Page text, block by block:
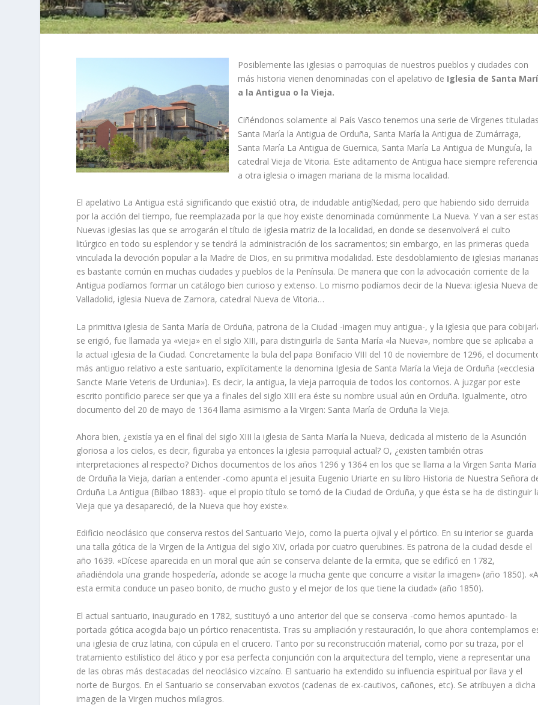
Posiblemente las iglesias o parroquias de nuestros pueblos y ciudades con
más historia vienen denominadas con el apelativo de Iglesia de Santa
a la Antigua o la Vieja.
Ciñéndonos solamente al Paí­s Vasco tenemos una serie de Ví­rgenes
Santa Marí­a la Antigua de Orduña, Santa Marí­a la Antigua de Zumárraga,
Santa Marí­a La Antigua de Guernica, Santa Marí­a La Antigua de Munguí­a, la
catedral Vieja de Vitoria. Este aditamento de Antigua hace siempre referencia
a otra iglesia o imagen mariana de la misma localidad.
El apelativo La Antigua está significando que existió otra, de indudable antigí¼edad, pero que habiendo sido derruida
por la acción del tiempo, fue reemplazada por la que hoy existe denominada comúnmente La Nueva. Y van a ser
Nuevas iglesias las que se arrogarán el tí­tulo de iglesia matriz de la localidad, en donde se desenvolverá el culto
litúrgico en todo su esplendor y se tendrá la administración de los sacramentos; sin embargo, en las primeras queda
vinculada la devoción popular a la Madre de Dios, en su primitiva modalidad. Este desdoblamiento de iglesias
es bastante común en muchas ciudades y pueblos de la Pení­nsula. De manera que con la advocación corriente de la
Antigua podí­amos formar un catálogo bien curioso y extenso. Lo mismo podí­amos decir de la Nueva: iglesia Nueva de
Valladolid, iglesia Nueva de Zamora, catedral Nueva de Vitoria…
La primitiva iglesia de Santa Marí­a de Orduña, patrona de la Ciudad -imagen muy antigua-, y la iglesia que para
se erigió, fue llamada ya «vieja» en el siglo XIII, para distinguirla de Santa Marí­a «la Nueva», nombre que se aplicaba a
la actual iglesia de la Ciudad. Concretamente la bula del papa Bonifacio VIII del 10 de noviembre de 1296, el
más antiguo relativo a este santuario, explí­citamente la denomina Iglesia de Santa Marí­a la Vieja de Orduña («ecclesia
Sancte Marie Veteris de Urdunia»). Es decir, la antigua, la vieja parroquia de todos los contornos. A juzgar por este
escrito pontificio parece ser que ya a finales del siglo XIII era éste su nombre usual aún en Orduña. Igualmente, otro
documento del 20 de mayo de 1364 llama asimismo a la Virgen: Santa Marí­a de Orduña la Vieja.
Ahora bien, ¿existí­a ya en el final del siglo XIII la iglesia de Santa Marí­a la Nueva, dedicada al misterio de la Asunción
gloriosa a los cielos, es decir, figuraba ya entonces la iglesia parroquial actual? O, ¿existen también otras
interpretaciones al respecto? Dichos documentos de los años 1296 y 1364 en los que se llama a la Virgen Santa Marí­a
de Orduña la Vieja, darí­an a entender -como apunta el jesuita Eugenio Uriarte en su libro Historia de Nuestra Señora
Orduña La Antigua (Bilbao 1883)- «que el propio tí­tulo se tomó de la Ciudad de Orduña, y que ésta se ha de distinguir
Vieja que ya desapareció, de la Nueva que hoy existe».
Edificio neoclásico que conserva restos del Santuario Viejo, como la puerta ojival y el pórtico. En su interior se guarda
una talla gótica de la Virgen de la Antigua del siglo XIV, orlada por cuatro querubines. Es patrona de la ciudad desde el
año 1639. «Dí­cese aparecida en un moral que aún se conserva delante de la ermita, que se edificó en 1782,
añadiéndola una grande hospederí­a, adonde se acoge la mucha gente que concurre a visitar la imagen» (año 1850).
esta ermita conduce un paseo bonito, de mucho gusto y el mejor de los que tiene la ciudad» (año 1850).
El actual santuario, inaugurado en 1782, sustituyó a uno anterior del que se conserva -como hemos apuntado- la
portada gótica acogida bajo un pórtico renacentista. Tras su ampliación y restauración, lo que ahora contemplamos
una iglesia de cruz latina, con cúpula en el crucero. Tanto por su reconstrucción material, como por su traza, por el
tratamiento estilí­stico del ático y por esa perfecta conjunción con la arquitectura del templo, viene a representar una
de las obras más destacadas del neoclásico vizcaí­no. El santuario ha extendido su influencia espiritual por ílava y el
norte de Burgos. En el Santuario se conservaban exvotos (cadenas de ex-cautivos, cañones, etc). Se atribuyen a dicha
imagen de la Virgen muchos milagros.